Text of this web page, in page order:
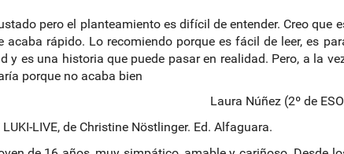
pero el planteamiento es difícil de entender. Creo que
acaba rápido. Lo recomiendo porque es fácil de leer, es
y es una historia que puede pasar en realidad. Pero, a la
porque no acaba bien
Laura Núñez (2º de
LUKI-LIVE, de Christine Nöstlinger. Ed. Alfaguara.